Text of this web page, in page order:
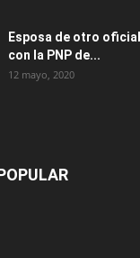
Esposa de otro
con la PNP de...
12 mayo, 2020